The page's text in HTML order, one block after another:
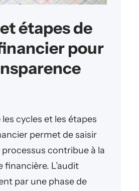
étapes de
pour
cycles et les étapes
permet de saisir
contribue à la
L’audit
par une phase de